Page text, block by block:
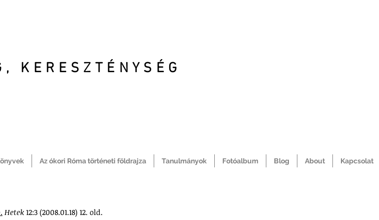
KERESZTÉNYSÉG
Az ókori Róma történeti földrajza Tanulmányok Fotóalbum Blog About Kapcsolat
Hetek 12:3 (2008.01.18) 12. old.